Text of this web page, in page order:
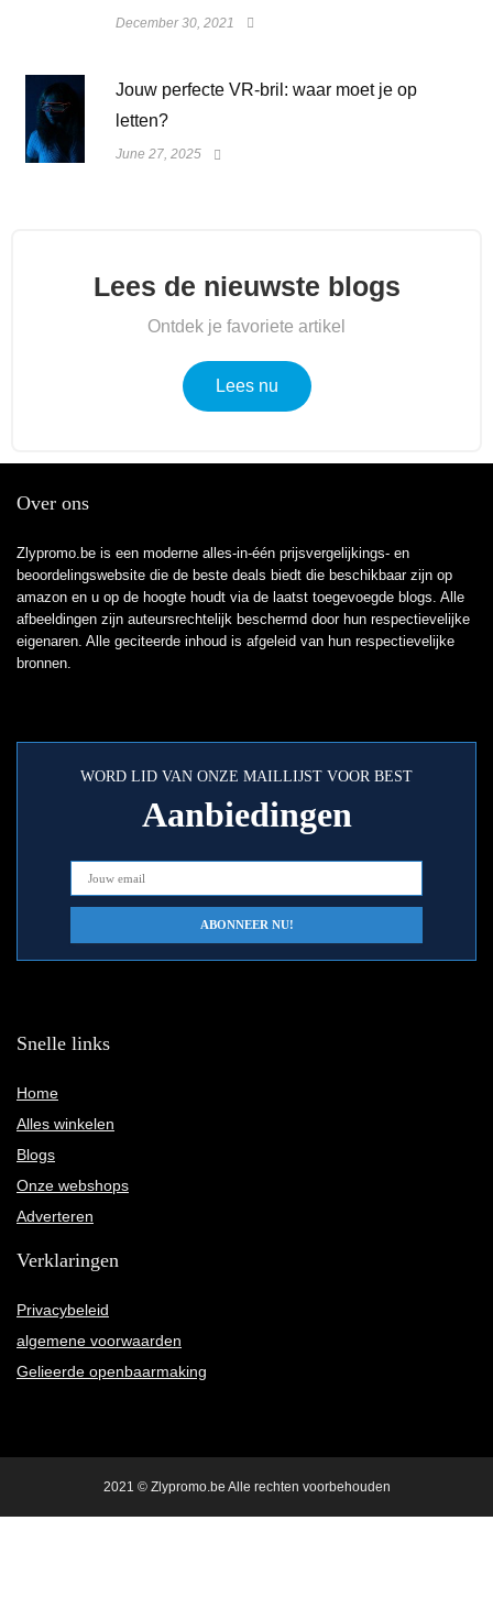
December 30, 2021
Jouw perfecte VR-bril: waar moet je op
letten?
June 27, 2025
Lees de nieuwste blogs
Ontdek je favoriete artikel
Lees nu
Over ons
Zlypromo.be is een moderne alles-in-één prijsvergelijkings- en
beoordelingswebsite die de beste deals biedt die beschikbaar zijn op
amazon en u op de hoogte houdt via de laatst toegevoegde blogs. Alle
afbeeldingen zijn auteursrechtelijk beschermd door hun respectievelijke
eigenaren. Alle geciteerde inhoud is afgeleid van hun respectievelijke
bronnen.
WORD LID VAN ONZE MAILLIJST VOOR BEST
Aanbiedingen
Snelle links
Home
Alles winkelen
Blogs
Onze webshops
Adverteren
Verklaringen
Privacybeleid
algemene voorwaarden
Gelieerde openbaarmaking
2021 © Zlypromo.be Alle rechten voorbehouden